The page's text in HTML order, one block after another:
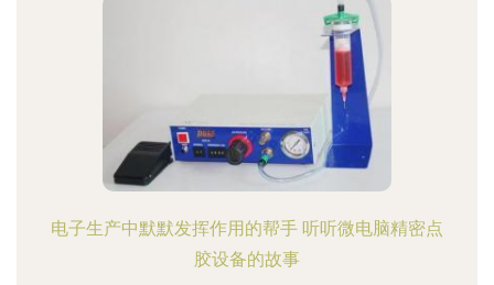
电子生产中默默发挥作用的帮手 听听微电脑精密点
胶设备的故事